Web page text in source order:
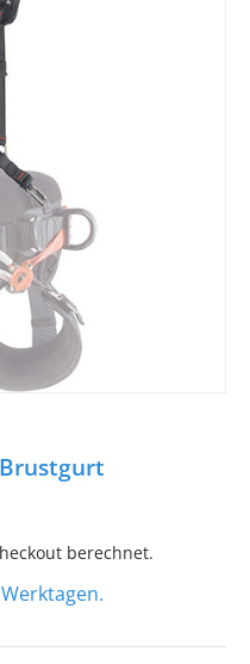
Brustgurt
berechnet.